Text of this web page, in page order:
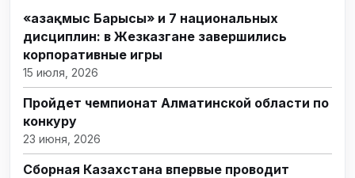
«Қазақмыс Барысы» и 7 национальных
дисциплин: в Жезказгане завершились
корпоративные игры
15 июля, 2026
Пройдет чемпионат Алматинской области по
конкуру
23 июня, 2026
Сборная Казахстана впервые проводит